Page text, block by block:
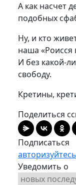
А как насчет
подобных
Ну, и кто
наша «Роисся
И без какой-
свободу.
Кретины,
Поделиться
Подписаться
авторизуйтесь
Уведомить о